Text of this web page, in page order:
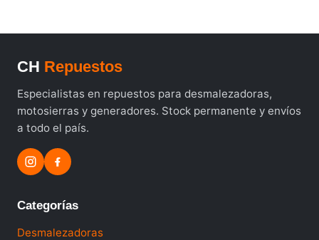
CH Repuestos
Especialistas en repuestos para desmalezadoras,
motosierras y generadores. Stock permanente y envíos
a todo el país.
Categorías
Desmalezadoras